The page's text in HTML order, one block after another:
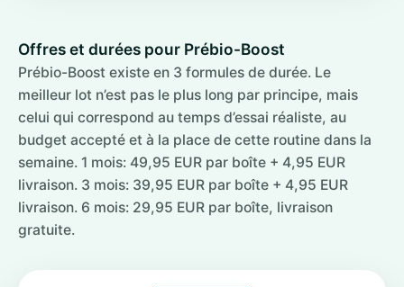
Offres et durées pour Prébio-Boost
Prébio-Boost existe en 3 formules de durée. Le
meilleur lot n’est pas le plus long par principe, mais
celui qui correspond au temps d’essai réaliste, au
budget accepté et à la place de cette routine dans la
semaine. 1 mois: 49,95 EUR par boîte + 4,95 EUR
livraison. 3 mois: 39,95 EUR par boîte + 4,95 EUR
livraison. 6 mois: 29,95 EUR par boîte, livraison
gratuite.